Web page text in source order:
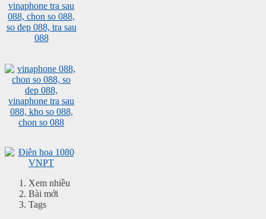
Xem nhiều
Bài mới
Tags